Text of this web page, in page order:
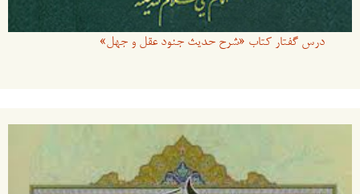
درس گفتار کتاب «شرح حدیث جنود عقل و جهل»